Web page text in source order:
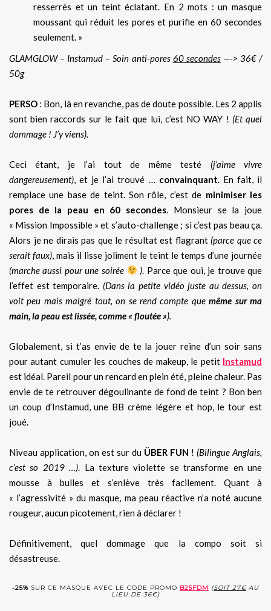
resserrés et un teint éclatant. En 2 mots : un masque
moussant qui réduit les pores et purifie en 60 secondes
seulement. »
GLAMGLOW – Instamud – Soin anti-pores 60 secondes—-> 36€ /
50g
PERSO : Bon, là en revanche, pas de doute possible. Les 2 applis
sont bien raccords sur le fait que lui, c’est NO WAY ! (Et quel
dommage ! J’y viens).
Ceci étant, je l’ai tout de même testé (j’aime vivre
dangereusement) , et je l’ai trouvé … convainquant . En fait, il
remplace une base de teint. Son rôle, c’est de minimiser les
pores de la peau en 60 secondes . Monsieur se la joue
« Mission Impossible » et s’auto-challenge ; si c’est pas beau ça.
Alors je ne dirais pas que le résultat est flagrant(parce que ce
serait faux) , mais il lisse joliment le teint le temps d’une journée
(marche aussi pour une soirée
) . Parce que oui, je trouve que
l’effet est temporaire. (Dans la petite vidéo juste au dessus, on
voit peu mais malgré tout, on se rend compte quemême sur ma
main, la peau est lissée, comme « floutée »).
Globalement, si t’as envie de te la jouer reine d’un soir sans
pour autant cumuler les couches de makeup, le petit Instamud
est idéal. Pareil pour un rencard en plein été, pleine chaleur. Pas
envie de te retrouver dégoulinante de fond de teint ? Bon ben
un coup d’Instamud, une BB crème légère et hop, le tour est
joué.
Niveau application, on est sur du ÜBER FUN ! (Bilingue Anglais,
c’est so 2019 …) . La texture violette se transforme en une
mousse à bulles et s’enlève très facilement. Quant à
« l’agressivité » du masque, ma peau réactive n’a noté aucune
rougeur, aucun picotement, rien à déclarer !
Définitivement, quel dommage que la compo soit si
désastreuse.
-25% SUR CE MASQUE AVEC LE CODE PROMO B25FDM (SOIT 27€ AU
LIEU DE 36€)